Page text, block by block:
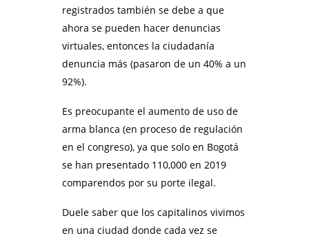
registrados también se debe a que
ahora se pueden hacer denuncias
virtuales, entonces la ciudadanía
denuncia más (pasaron de un 40% a un
92%).
Es preocupante el aumento de uso de
arma blanca (en proceso de regulación
en el congreso), ya que solo en Bogotá
se han presentado 110,000 en 2019
comparendos por su porte ilegal.
Duele saber que los capitalinos vivimos
en una ciudad donde cada vez se